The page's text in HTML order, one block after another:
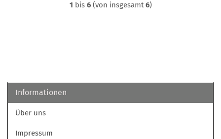
1 bis 6(von insgesamt6)
Informationen
Über uns
Impressum